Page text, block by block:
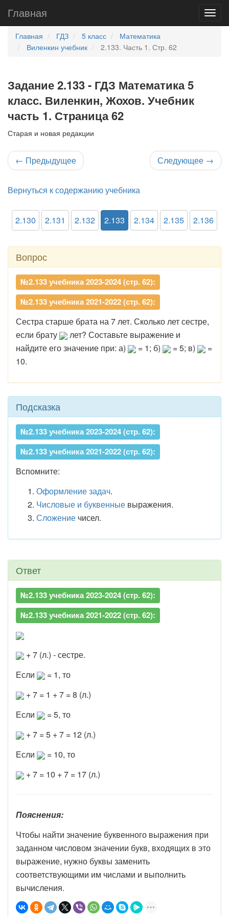
Главная
Главная ГДЗ 5 класс
Математика
Виленкин учебник
2.133. Часть 1. Стр. 62
Задание 2.133 - ГДЗ Математика 5
класс. Виленкин, Жохов. Учебник
часть 1. Страница 62
Старая и новая редакции
← Предыдущее Следующее →
Вернуться к содержанию учебника
2.130 2.131 2.132 2.133 2.134 2.135 2.136
Вопрос
№2.133 учебника 2023-2024 (стр. 62):
№2.133 учебника 2021-2022 (стр. 62):
Сестра старше брата на 7 лет. Сколько лет сестре,
если брату
лет? Составьте выражение и
найдите его значение при: а)
= 1; б) = 5; в)
=
10.
Подсказка
№2.133 учебника 2023-2024 (стр. 62):
№2.133 учебника 2021-2022 (стр. 62):
Вспомните:
Оформление задач.
Числовые и буквенные выражения.
Сложение чисел.
Ответ
№2.133 учебника 2023-2024 (стр. 62):
№2.133 учебника 2021-2022 (стр. 62):
+ 7 (л.) - сестре.
Если
= 1, то
+ 7 = 1 + 7 = 8 (л.)
Если
= 5, то
+ 7 = 5 + 7 = 12 (л.)
Если
= 10, то
+ 7 = 10 + 7 = 17 (л.)
Пояснения:
Чтобы найти значение буквенного выражения при
заданном числовом значении букв, входящих в это
выражение, нужно буквы заменить
соответствующими им числами и выполнить
вычисления.